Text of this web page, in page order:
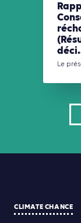
Le
CLIMATE CHANCE